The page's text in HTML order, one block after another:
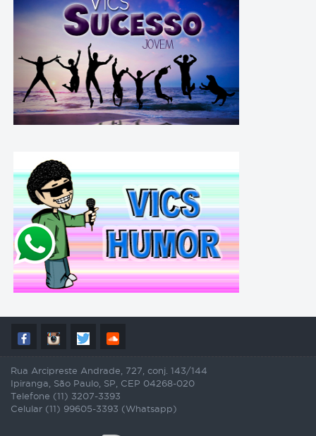
Rua Arcipreste Andrade, 727, conj. 143/144
Ipiranga, São Paulo, SP, CEP 04268-020
Telefone (11) 3207-3393
Celular (11) 99605-3393 (Whatsapp)